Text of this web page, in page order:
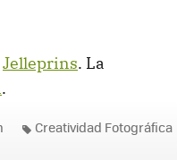
Jelleprins. La
.
Creatividad Fotográfica